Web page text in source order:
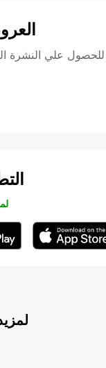
للحصول علي النشرة